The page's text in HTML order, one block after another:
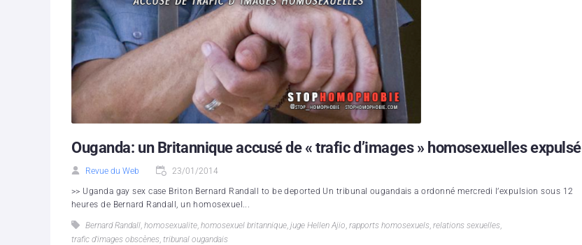
Ouganda: un Britannique accusé de « trafic d’images » homosexuelles expulsé
Revue du Web 23/01/2014
>> Uganda gay sex case Briton Bernard Randall to be deported Un tribunal ougandais a ordonné mercredi l’expulsion sous 12
heures de Bernard Randall, un homosexuel...
Bernard Randall, homosexualite, homosexuel britannique, juge Hellen Ajio, rapports homosexuels, relations sexuelles,
trafic d'images obscènes, tribunal ougandais